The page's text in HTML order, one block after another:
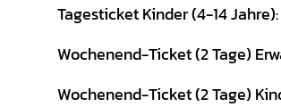
Tagesticket Kinder (4-14
Wochenend-Ticket (2 Tage)
Wochenend-Ticket (2 Tage)